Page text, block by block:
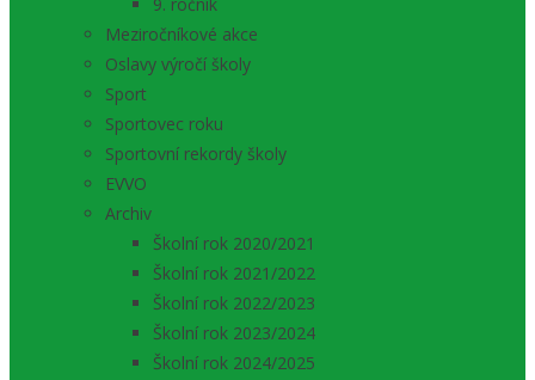
Meziročníkové akce
Oslavy výročí školy
Sport
Sportovec roku
Sportovní rekordy školy
EVVO
Archiv
Školní rok 2020/2021
Školní rok 2021/2022
Školní rok 2022/2023
Školní rok 2023/2024
Školní rok 2024/2025